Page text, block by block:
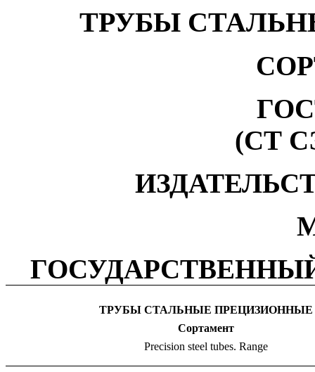
ТРУБЫ
(СТ
ТРУБЫ СТАЛЬНЫЕ ПРЕЦИЗИОННЫЕ
Сортамент
Precision steel tubes. Range